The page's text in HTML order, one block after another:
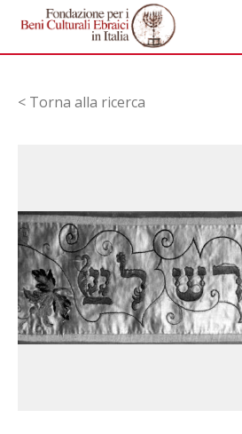
< Torna alla ricerca